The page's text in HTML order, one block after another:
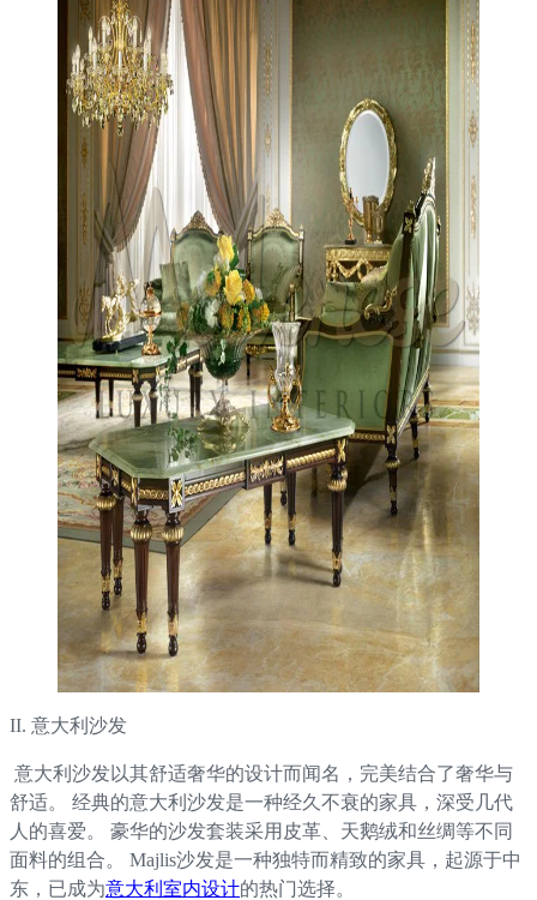
II. 意大利沙发
意大利沙发以其舒适奢华的设计而闻名，完美结合了奢华与
舒适。 经典的意大利沙发是一种经久不衰的家具，深受几代
人的喜爱。 豪华的沙发套装采用皮革、天鹅绒和丝绸等不同
面料的组合。 Majlis沙发是一种独特而精致的家具，起源于中
东，已成为意大利室内设计的热门选择。